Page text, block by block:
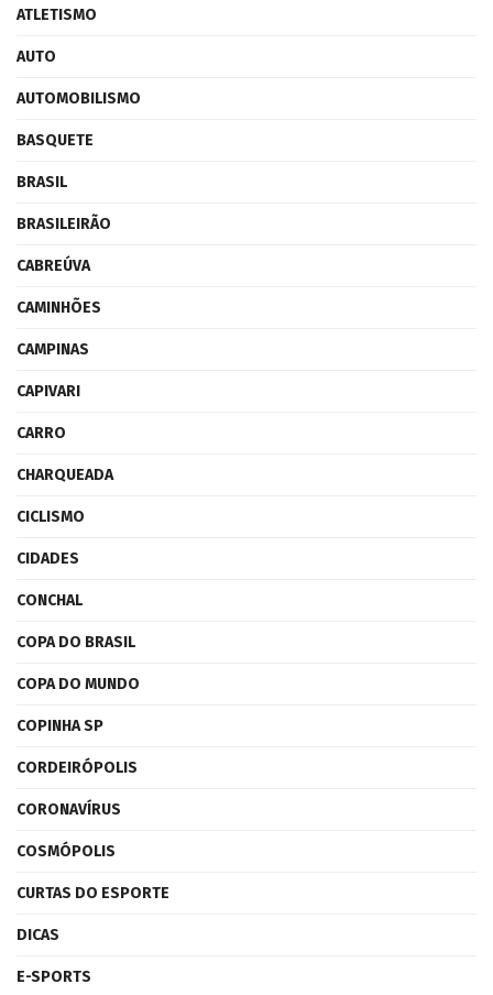
ATLETISMO
AUTO
AUTOMOBILISMO
BASQUETE
BRASIL
BRASILEIRÃO
CABREÚVA
CAMINHÕES
CAMPINAS
CAPIVARI
CARRO
CHARQUEADA
CICLISMO
CIDADES
CONCHAL
COPA DO BRASIL
COPA DO MUNDO
COPINHA SP
CORDEIRÓPOLIS
CORONAVÍRUS
COSMÓPOLIS
CURTAS DO ESPORTE
DICAS
E-SPORTS